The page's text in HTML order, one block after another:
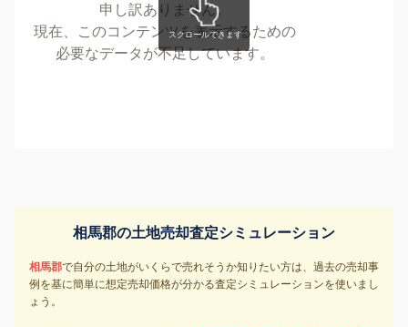
申し訳ありません。
現在、このコンテンツを表示するための
必要なデータが不足しています。
相馬郡の土地売却査定シミュレーション
相馬郡で自分の土地がいくらで売れそうか知りたい方は、過去の売却事
例を基に簡単に想定売却価格が分かる査定シミュレーションを使いまし
ょう。